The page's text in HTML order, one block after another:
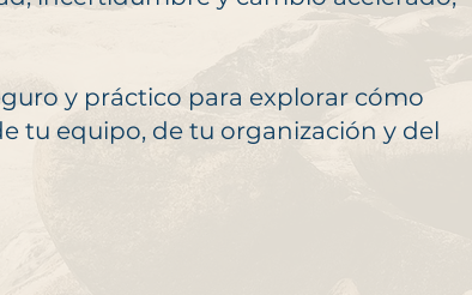
y práctico para explorar cómo
tu equipo, de tu organización y del